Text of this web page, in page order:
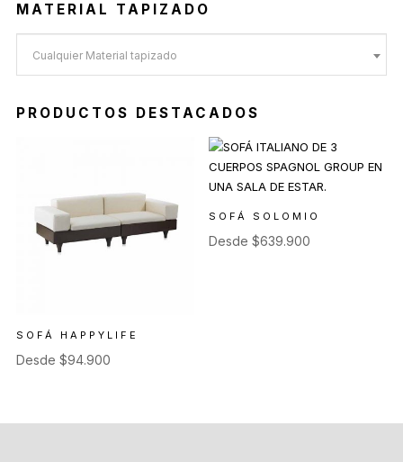
MATERIAL TAPIZADO
Cualquier Material tapizado
PRODUCTOS DESTACADOS
SOFÁ HAPPYLIFE
Desde $94.900
SOFÁ SOLOMIO
Desde$639.900